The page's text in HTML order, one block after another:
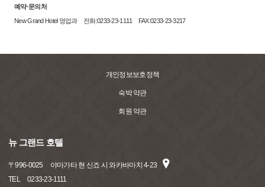
예약·문의처
New Grand Hotel 영업과 전화:0233-23-1111 FAX:0233-23-3217
개인정보보호정책
숙박 약관
회원 약관
뉴 그랜드 호텔
〒996-0025
야마가타 현 신죠 시 와카바마치 4-23
TEL
0233-23-1111